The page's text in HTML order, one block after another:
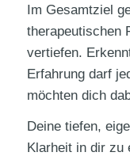
Im Gesamtziel
therapeutischen
vertiefen.
Erfahrung darf
möchten dich
Deine tiefen,
Klarheit in dir zu